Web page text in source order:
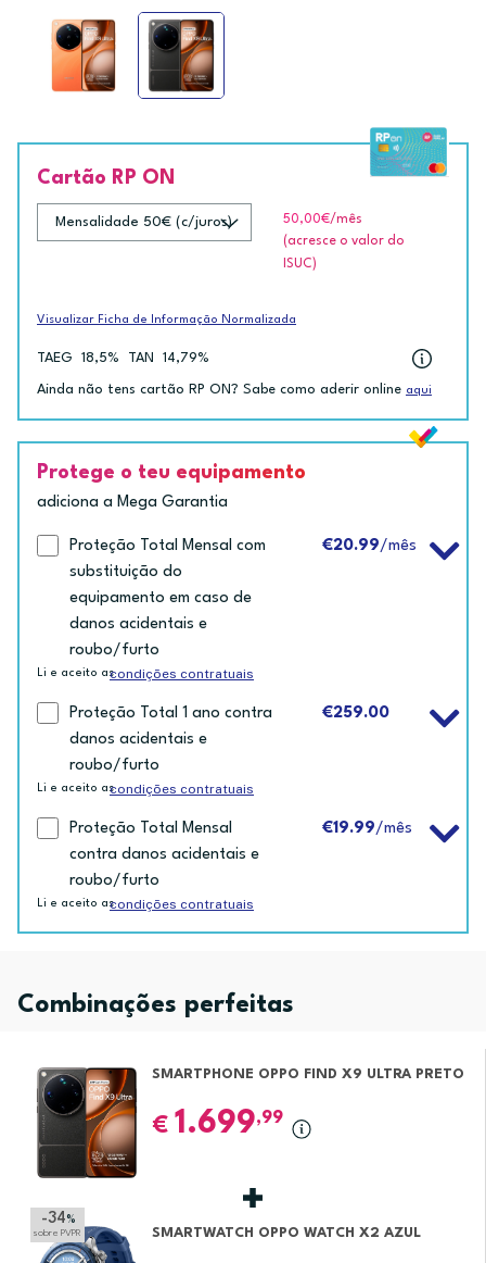
Cartão RP ON
50,00€/mês
(acresce o valor do
ISUC)
Visualizar Ficha de Informação Normalizada
TAEG 18,5% TAN 14,79%
Ainda não tens cartão RP ON? Sabe como aderir online aqui
Protege o teu equipamento
adiciona a Mega Garantia
Proteção Total Mensal com
substituição do
equipamento em caso de
danos acidentais e
roubo/furto
€20.99/mês
Li e aceito ascondições contratuais
Proteção Total 1 ano contra
danos acidentais e
roubo/furto
€259.00
Li e aceito ascondições contratuais
Proteção Total Mensal
contra danos acidentais e
roubo/furto
€19.99/mês
Li e aceito ascondições contratuais
Combinações perfeitas
SMARTPHONE OPPO FIND X9 ULTRA PRETO
€ 1.699,99
-34 %
sobre PVPR SMARTWATCH OPPO WATCH X2 AZUL